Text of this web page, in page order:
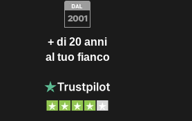
+ di 20 anni
al tuo fianco